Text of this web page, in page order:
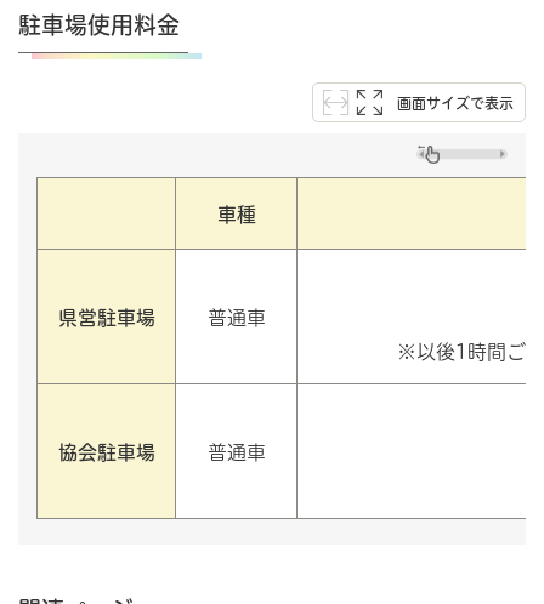
駐車場使用料金
画面サイズで表示
車種
県営駐車場
普通車
※以後1時間ご
協会駐車場 普通車